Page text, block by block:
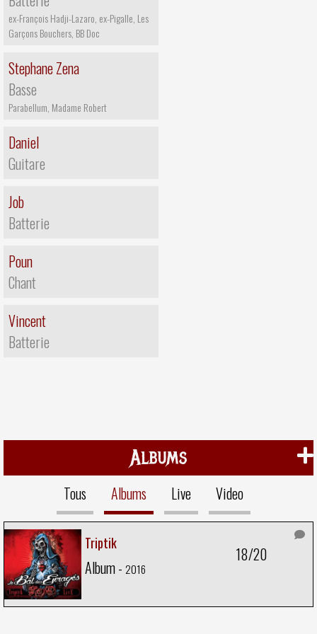
ex-François Hadji-Lazaro, ex-Pigalle, Les
Garçons Bouchers, BB Doc
Stephane Zena
Basse
Parabellum, Madame Robert
Daniel
Guitare
Job
Batterie
Poun
Chant
Vincent
Batterie
Albums
Tous Albums Live Video
Triptik
Album - 2016
18/20